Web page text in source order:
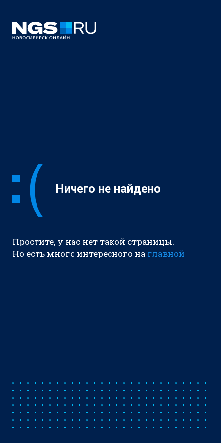
Ничего не найдено
Простите, у нас нет такой страницы.
Но есть много интересного на главной